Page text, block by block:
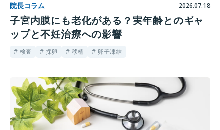
院長コラム 2026.07.18
子宮内膜にも老化がある？実年齢とのギャ
ップと不妊治療への影響
# 検査 # 採卵 # 移植 # 卵子凍結